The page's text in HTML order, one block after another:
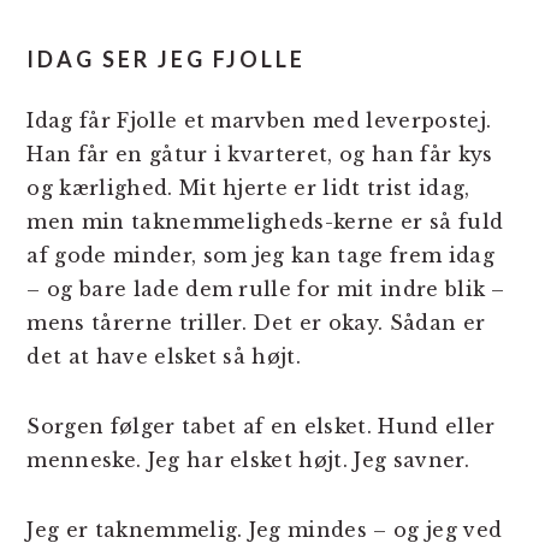
IDAG SER JEG FJOLLE
Idag får Fjolle et marvben med leverpostej.
Han får en gåtur i kvarteret, og han får kys
og kærlighed. Mit hjerte er lidt trist idag,
men min taknemmeligheds-kerne er så fuld
af gode minder, som jeg kan tage frem idag
– og bare lade dem rulle for mit indre blik –
mens tårerne triller. Det er okay. Sådan er
det at have elsket så højt.
Sorgen følger tabet af en elsket. Hund eller
menneske. Jeg har elsket højt. Jeg savner.
Jeg er taknemmelig. Jeg mindes – og jeg ved